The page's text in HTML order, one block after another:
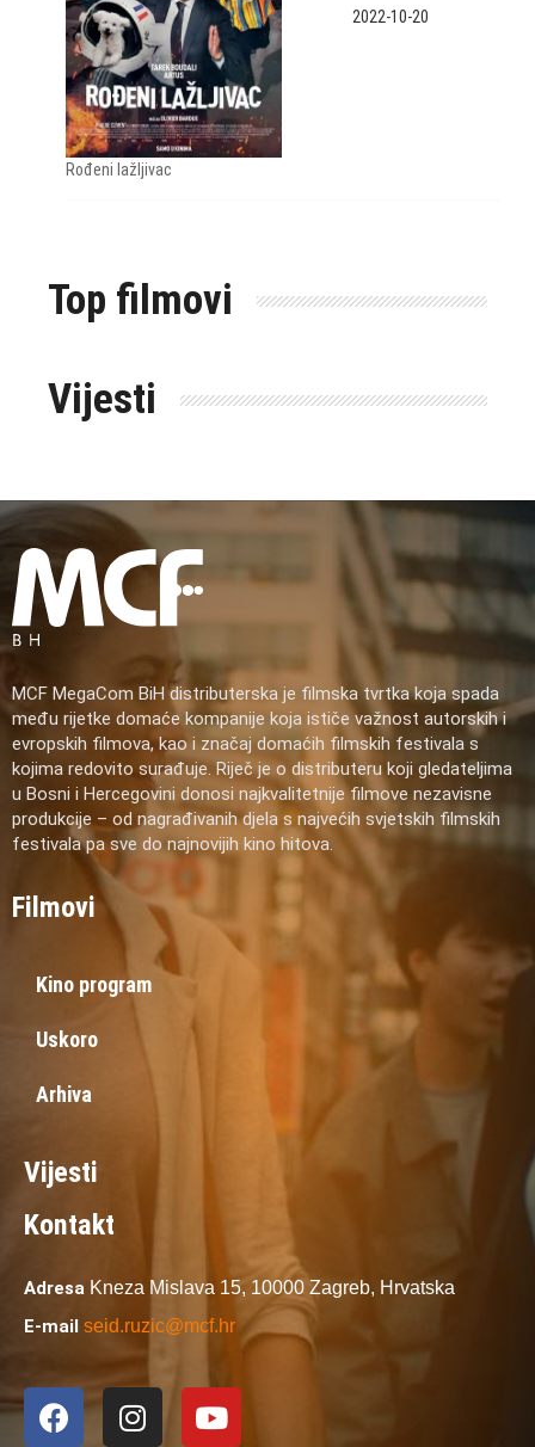
Rođeni lažljivac
2022-10-20
Top filmovi
Vijesti
MCF MegaCom BiH distributerska je filmska tvrtka koja spada
među rijetke domaće kompanije koja ističe važnost autorskih i
evropskih filmova, kao i značaj domaćih filmskih festivala s
kojima redovito surađuje. Riječ je o distributeru koji gledateljima
u Bosni i Hercegovini donosi najkvalitetnije filmove nezavisne
produkcije – od nagrađivanih djela s najvećih svjetskih filmskih
festivala pa sve do najnovijih kino hitova.
Filmovi
Kino program
Uskoro
Arhiva
Vijesti
Kontakt
Adresa Kneza Mislava 15, 10000 Zagreb, Hrvatska
E-mail seid.ruzic@mcf.hr